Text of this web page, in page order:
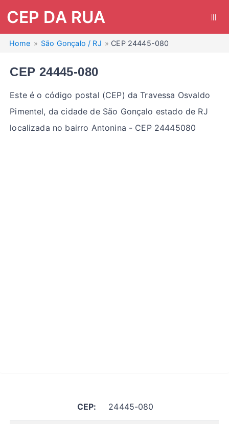
CEP DA RUA
Home São Gonçalo / RJ CEP 24445-080
CEP 24445-080
Este é o código postal (CEP) da Travessa Osvaldo
Pimentel, da cidade de São Gonçalo estado de RJ
localizada no bairro Antonina - CEP 24445080
CEP: 24445-080